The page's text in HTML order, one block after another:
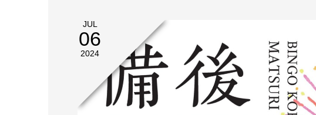
JUL
06
2024